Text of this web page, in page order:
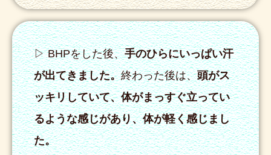
▷ BHPをした後、手のひらにいっぱい汗
が出てきました。終わった後は、頭がス
ッキリしていて、体がまっすぐ立ってい
るような感じがあり、体が軽く感じまし
た。